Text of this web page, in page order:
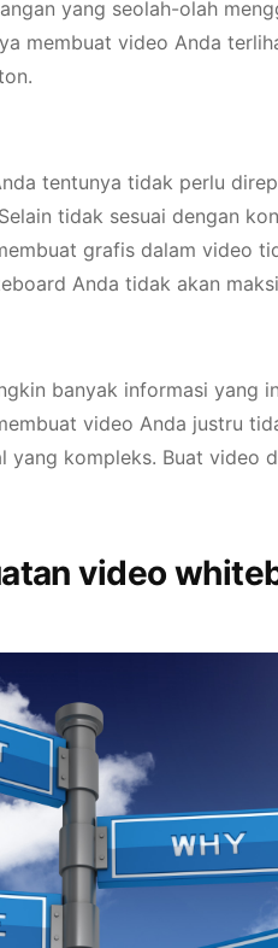
yang seolah-olah
membuat video Anda
tentunya tidak perlu
tidak sesuai dengan
grafis dalam video
Anda tidak akan
banyak informasi yang
video Anda justru
kompleks. Buat video
video